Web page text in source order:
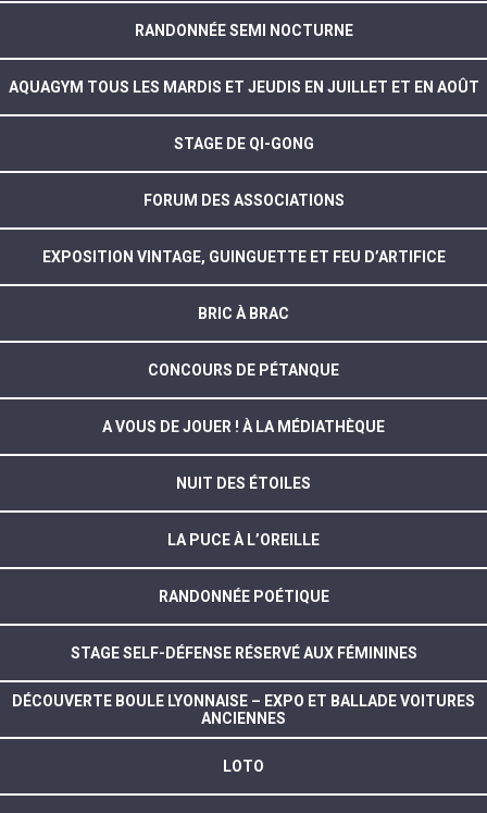
RANDONNÉE SEMI NOCTURNE
AQUAGYM TOUS LES MARDIS ET JEUDIS EN JUILLET ET EN AOÛT
STAGE DE QI-GONG
FORUM DES ASSOCIATIONS
EXPOSITION VINTAGE, GUINGUETTE ET FEU D’ARTIFICE
BRIC À BRAC
CONCOURS DE PÉTANQUE
A VOUS DE JOUER ! À LA MÉDIATHÈQUE
NUIT DES ÉTOILES
LA PUCE À L’OREILLE
RANDONNÉE POÉTIQUE
STAGE SELF-DÉFENSE RÉSERVÉ AUX FÉMININES
DÉCOUVERTE BOULE LYONNAISE – EXPO ET BALLADE VOITURES
ANCIENNES
LOTO